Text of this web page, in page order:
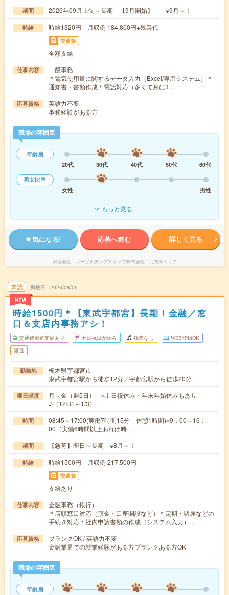
期間 2026年09月上旬～長期 【9月開始】 ※9月～！
時給 時給1320円 月収例 184,800円+残業代
交通費
全額支給
仕事内容
一般事務
＊電気使用量に関するデータ入力（Excel/専用システム）＊
通知書・書類作成＊電話対応（多くて月に3…
応募資格
英語力不要
事務経験がある方
職場の雰囲気
年齢層
20代
30代 40代 50代
60代
男女比率
女性
男性
もっと見る
気になる! 応募へ進む 詳しく見る
派遣会社 パーソルテンプスタッフ株式会社 北関東エリア
未読
NEW
掲載日 2026/08/06
時給1500円＊【東武宇都宮】長期！金融／窓
口＆支店内事務アシ！
交通費別途支給あり 土日祝日が休み 残業なし WEB登録OK
派遣
勤務地
栃木県宇都宮市
東武宇都宮駅から徒歩12分／宇都宮駅から徒歩20分
曜日頻度
月～金（週5日） ※土日祝休み・年末年始休みもあり
♪（12/31～1/3）
時間
08:45～17:00(実働7時間15分 休憩1時間)※9：00～16：
00（実働6時間以上あれば時…
期間 【急募】即日～長期 ※8月～！
時給 時給1500円 月収例 217,500円
交通費
支給あり
仕事内容
金融事務（銀行）
＊店頭窓口対応（預金・口座開設など）＊定期・諸届などの
手続き対応＊社内申請書類の作成（システム入力）…
応募資格
ブランクOK / 英語力不要
金融業界での就業経験がある方ブランクある方OK
職場の雰囲気
年齢層